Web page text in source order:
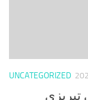
UNCATEGORIZED
تبریزی